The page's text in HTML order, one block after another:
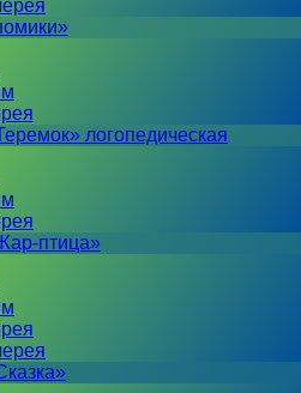
логопедическая
птица»